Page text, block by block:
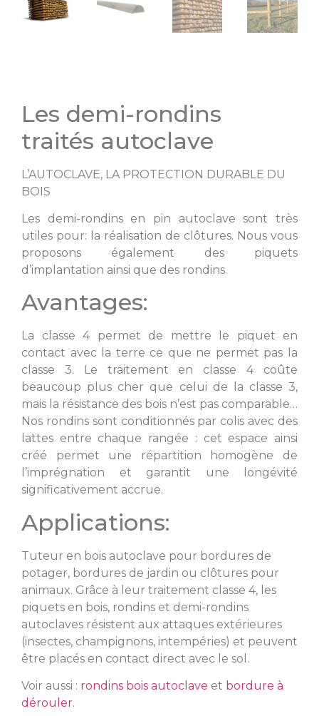
Les demi-rondins
traités autoclave
L’AUTOCLAVE, LA PROTECTION DURABLE DU
BOIS
Les demi-rondins en pin autoclave sont très
utiles pour: la réalisation de clôtures. Nous vous
proposons également des piquets
d’implantation ainsi que des rondins.
Avantages:
La classe 4 permet de mettre le piquet en
contact avec la terre ce que ne permet pas la
classe 3. Le traitement en classe 4 coûte
beaucoup plus cher que celui de la classe 3,
mais la résistance des bois n’est pas comparable…
Nos rondins sont conditionnés par colis avec des
lattes entre chaque rangée : cet espace ainsi
créé permet une répartition homogène de
l’imprégnation et garantit une longévité
significativement accrue.
Applications:
Tuteur en bois autoclave pour bordures de
potager, bordures de jardin ou clôtures pour
animaux. Grâce à leur traitement classe 4, les
piquets en bois, rondins et demi-rondins
autoclaves résistent aux attaques extérieures
(insectes, champignons, intempéries) et peuvent
être placés en contact direct avec le sol.
Voir aussi : rondins bois autoclave et bordure à
dérouler.